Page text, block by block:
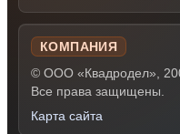
КОМПАНИЯ
© ООО «Квадродел»,
Все права защищены.
Карта сайта